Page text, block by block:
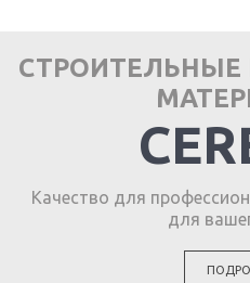
Качество для
для